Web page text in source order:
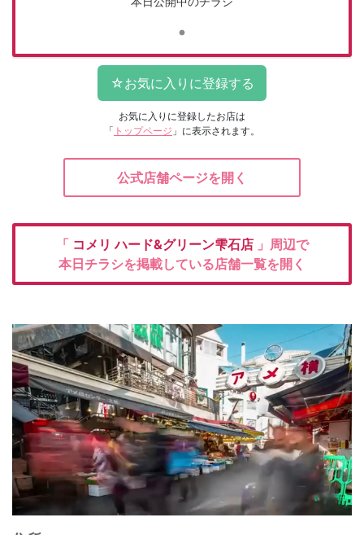
お気に入りに登録したお店は
「 トップページ 」に表示されます。
公式店舗ページを開く
「 コメリハード&グリーン雫石店 」周辺で
本日チラシを掲載している店舗一覧を開く